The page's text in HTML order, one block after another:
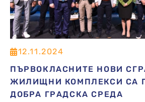
12.11.2024
ПЪРВОКЛАСНИТЕ НОВИ
ЖИЛИЩНИ КОМПЛЕКСИ СА
ДОБРА ГРАДСКА СРЕДА